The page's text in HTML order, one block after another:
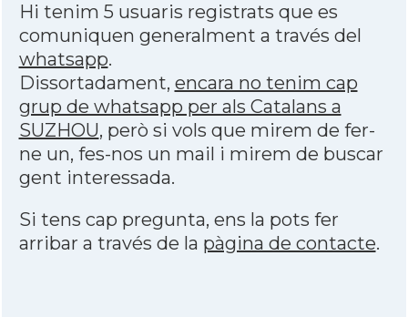
Hi tenim 5 usuaris registrats que es
comuniquen generalment a través del
whatsapp.
Dissortadament, encara no tenim cap
grup de whatsapp per als Catalans a
SUZHOU, però si vols que mirem de fer-
ne un, fes-nos un mail i mirem de buscar
gent interessada.
Si tens cap pregunta, ens la pots fer
arribar a través de la pàgina de contacte.